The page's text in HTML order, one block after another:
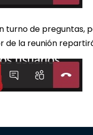
turno de preguntas,
de la reunión